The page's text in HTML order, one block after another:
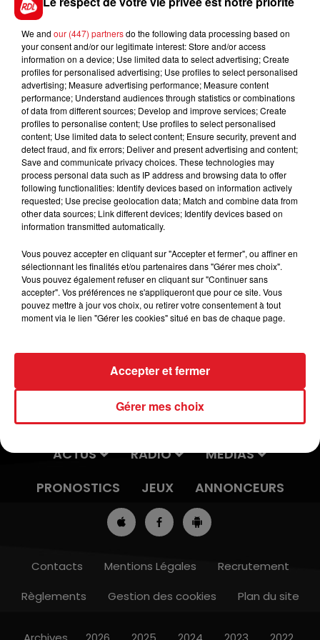
le
Nouveau :leParcours Speleo. Une activité amusante
où vous pourrez jouer les spéléos !
Domaine des Grottes de Han 2, rue J.
Lamotte 5580 Han-Sur-Lesse Namur
RDL vous offre vos pass famille.Inscrivez-vous afin de
participer au tirage au sort.
Les gagnants seront contactés par téléphone.
Bonne Chance....
Le jeu est terminé
ACTUS RADIO
MÉDIAS
PRONOSTICS
JEUX ANNONCEURS
Contacts Mentions Légales
Recrutement
Règlements
Gestion des cookies Plan du site
We and our (447) partnersdo the following data processing based on
your consent and/or our legitimate interest: Store and/or access
information on a device; Use limited data to select advertising; Create
profiles for personalised advertising; Use profiles to select personalised
advertising; Measure advertising performance; Measure content
performance; Understand audiences through statistics or combinations
of data from different sources; Develop and improve services; Create
profiles to personalise content; Use profiles to select personalised
content; Use limited data to select content; Ensure security, prevent and
detect fraud, and fix errors; Deliver and present advertising and content;
Save and communicate privacy choices. These technologies may
process personal data such as IP address and browsing data to offer
following functionalities: Identify devices based on information actively
requested; Use precise geolocation data; Match and combine data from
other data sources; Link different devices; Identify devices based on
information transmitted automatically.
Vous pouvez accepter en cliquant sur "Accepter et fermer", ou affiner en
sélectionnant les finalités et/ou partenaires dans "Gérer mes choix".
Vous pouvez également refuser en cliquant sur "Continuer sans
accepter". Vos préférences ne s'appliqueront que pour ce site. Vous
pouvez mettre à jour vos choix, ou retirer votre consentement à tout
moment via le lien "Gérer les cookies" situé en bas de chaque page.
Gérer mes choix
Accepter et fermer